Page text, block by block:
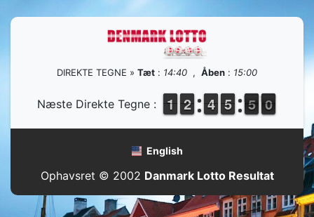
DIREKTE TEGNE » Tæt : 14:40 , Åben : 15:00
Næste Direkte Tegne : 1
1
1
1 1
1
2
2 3
3
4
4 4
4
5
5 5
4 0
9
English
Ophavsret © 2002 Danmark Lotto Resultat